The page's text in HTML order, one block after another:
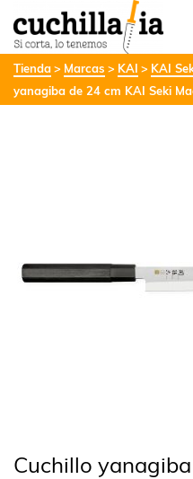
Tienda Marcas KAI KAI
yanagiba de 24 cm KAI Seki
Cuchillo